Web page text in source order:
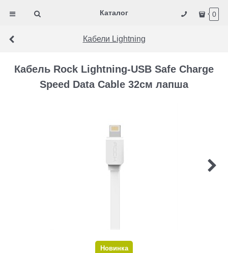
Каталог 0
Кабели Lightning
Кабель Rock Lightning-USB Safe Charge
Speed Data Cable 32см лапша
Новинка